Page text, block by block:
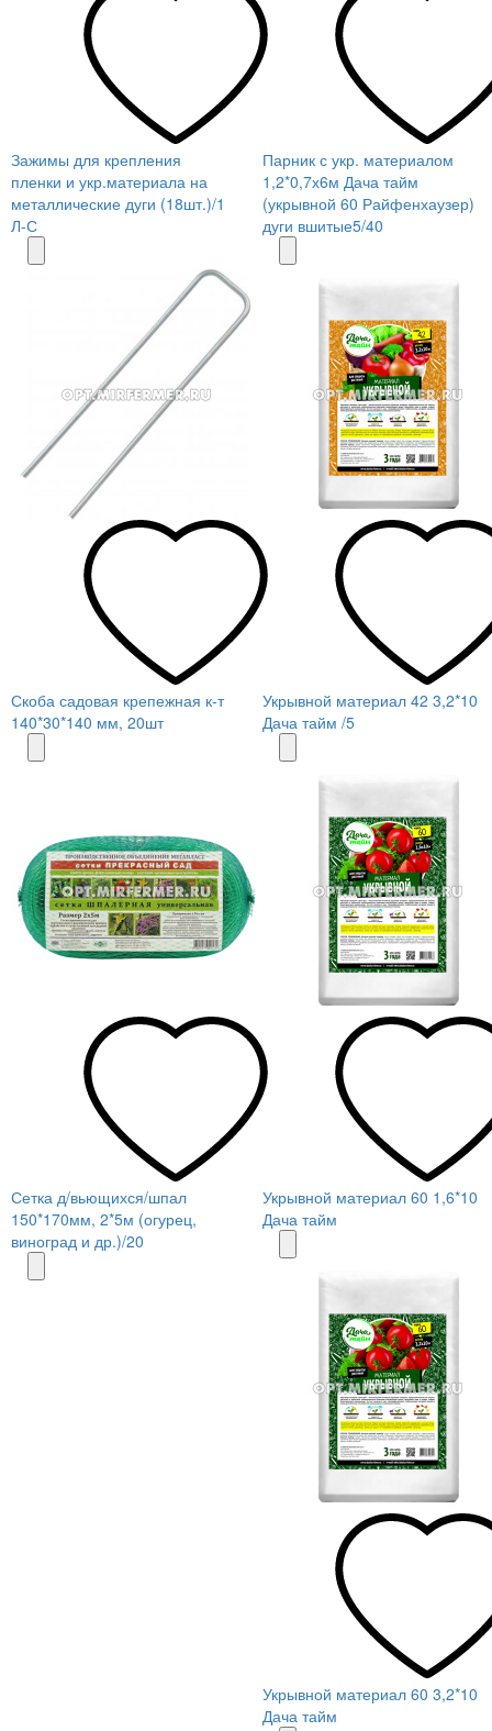
Зажимы для крепления
пленки и укр.материала на
металлические дуги (18шт.)/1
Л-С
Парник с укр. материалом
1,2*0,7х6м Дача тайм
(укрывной 60 Райфенхаузер)
дуги вшитые5/40
Скоба садовая крепежная к-т
140*30*140 мм, 20шт
Укрывной материал 42 3,2*10
Дача тайм /5
Сетка д/вьющихся/шпал
150*170мм, 2*5м (огурец,
виноград и др.)/20
Укрывной материал 60 1,6*10
Дача тайм
Укрывной материал 60 3,2*10
Дача тайм